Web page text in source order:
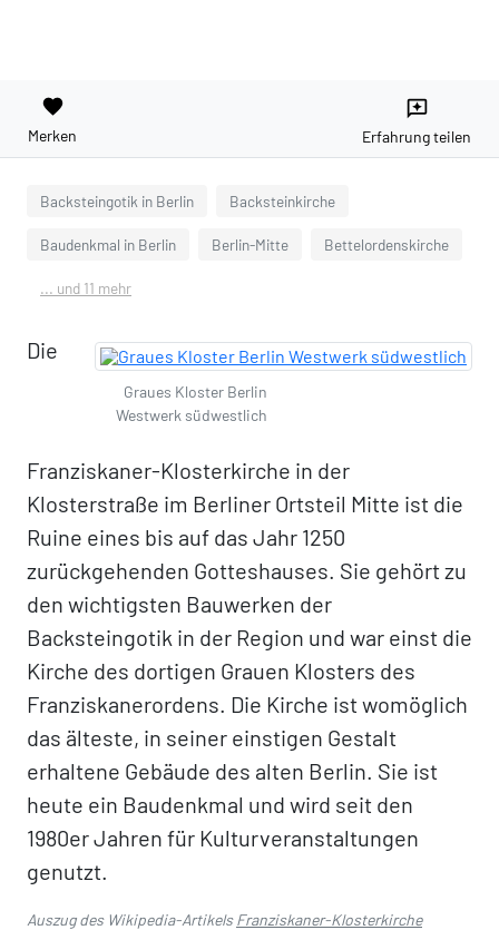
favorite
Merken
reviews
Erfahrung teilen
Backsteingotik in Berlin Backsteinkirche
Baudenkmal in Berlin Berlin-Mitte Bettelordenskirche
... und 11 mehr
Graues Kloster Berlin
Westwerk südwestlich
Die
Franziskaner-Klosterkirche in der
Klosterstraße im Berliner Ortsteil Mitte ist die
Ruine eines bis auf das Jahr 1250
zurückgehenden Gotteshauses. Sie gehört zu
den wichtigsten Bauwerken der
Backsteingotik in der Region und war einst die
Kirche des dortigen Grauen Klosters des
Franziskanerordens. Die Kirche ist womöglich
das älteste, in seiner einstigen Gestalt
erhaltene Gebäude des alten Berlin. Sie ist
heute ein Baudenkmal und wird seit den
1980er Jahren für Kulturveranstaltungen
genutzt.
Auszug des Wikipedia-ArtikelsFranziskaner-Klosterkirche